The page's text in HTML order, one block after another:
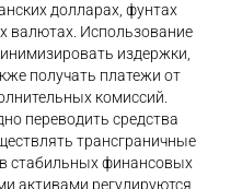
долларах, фунтах
валютах. Использование
издержки,
получать платежи от
комиссий.
переводить средства
трансграничные
стабильных финансовых
активами регулируются